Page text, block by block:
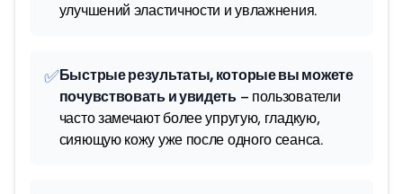
улучшений эластичности и увлажнения.
✅Быстрые результаты, которые вы можете
почувствовать и увидеть– пользователи
часто замечают более упругую, гладкую,
сияющую кожу уже после одного сеанса.